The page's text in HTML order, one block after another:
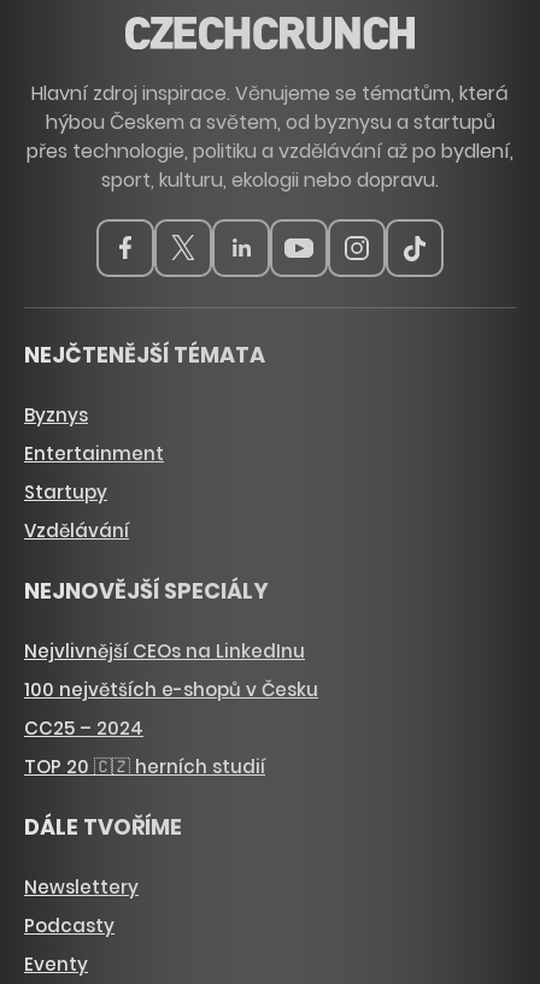
Hlavní zdroj inspirace. Věnujeme se tématům, která
hýbou Českem a světem, od byznysu a startupů
přes technologie, politiku a vzdělávání až po bydlení,
sport, kulturu, ekologii nebo dopravu.
NEJČTENĚJŠÍ TÉMATA
Byznys
Entertainment
Startupy
Vzdělávání
NEJNOVĚJŠÍ SPECIÁLY
Nejvlivnější CEOs na LinkedInu
100 největších e-shopů v Česku
CC25 – 2024
TOP 20 🇨🇿 herních studií
DÁLE TVOŘÍME
Newslettery
Podcasty
Eventy